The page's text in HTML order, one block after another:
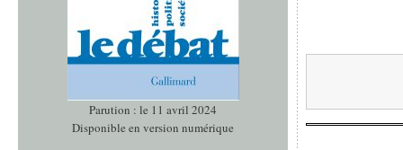
Parution : le 11 avril 2024
Disponible en version numérique